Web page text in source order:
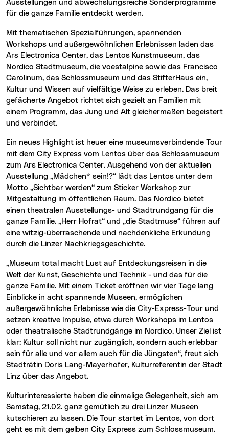
Ausstellungen und abwechslungsreiche Sonderprogramme
für die ganze Familie entdeckt werden.
Mit thematischen Spezialführungen, spannenden
Workshops und außergewöhnlichen Erlebnissen laden das
Ars Electronica Center, das Lentos Kunstmuseum, das
Nordico Stadtmuseum, die voestalpine sowie das Francisco
Carolinum, das Schlossmuseum und das StifterHaus ein,
Kultur und Wissen auf vielfältige Weise zu erleben. Das breit
gefächerte Angebot richtet sich gezielt an Familien mit
einem Programm, das Jung und Alt gleichermaßen begeistert
und verbindet.
Ein neues Highlight ist heuer eine museumsverbindende Tour
mit dem City Express vom Lentos über das Schlossmuseum
zum Ars Electronica Center. Ausgehend von der aktuellen
Ausstellung „Mädchen* sein!?“ lädt das Lentos unter dem
Motto „Sichtbar werden“ zum Sticker Workshop zur
Mitgestaltung im öffentlichen Raum. Das Nordico bietet
einen theatralen Ausstellungs- und Stadtrundgang für die
ganze Familie. „Herr Hofrat“ und „die Stadtmuse“ führen auf
eine witzig-überraschende und nachdenkliche Erkundung
durch die Linzer Nachkriegsgeschichte.
„Museum total macht Lust auf Entdeckungsreisen in die
Welt der Kunst, Geschichte und Technik - und das für die
ganze Familie. Mit einem Ticket eröffnen wir vier Tage lang
Einblicke in acht spannende Museen, ermöglichen
außergewöhnliche Erlebnisse wie die City-Express-Tour und
setzen kreative Impulse, etwa durch Workshops im Lentos
oder theatralische Stadtrundgänge im Nordico. Unser Ziel ist
klar: Kultur soll nicht nur zugänglich, sondern auch erlebbar
sein für alle und vor allem auch für die Jüngsten“, freut sich
Stadträtin Doris Lang-Mayerhofer, Kulturreferentin der Stadt
Linz über das Angebot.
Kulturinteressierte haben die einmalige Gelegenheit, sich am
Samstag, 21.02. ganz gemütlich zu drei Linzer Museen
kutschieren zu lassen. Die Tour startet im Lentos, von dort
geht es mit dem gelben City Express zum Schlossmuseum.